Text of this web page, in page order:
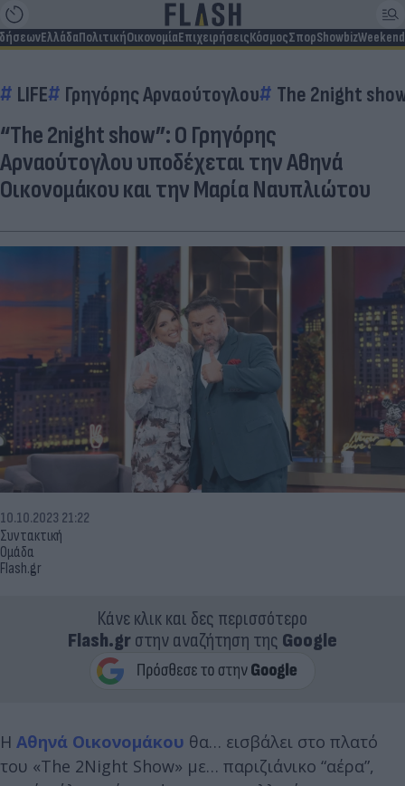
ΕλλάδαΠολιτικήΟικονομίαΕπιχειρήσειςΚόσμοςΣπορShowbizWeekend
LIFE Γρηγόρης Αρναούτογλου The 2night
“The 2night show”: Ο Γρηγόρης
Αρναούτογλου υποδέχεται την Αθηνά
Οικονομάκου και την Μαρία Ναυπλιώτου
Συντακτική
Ομάδα
Flash.gr
10.10.2023 21:22
Κάνε κλικ και δες περισσότερο
Flash.grστην αναζήτηση της Google
Η Αθηνά Οικονομάκου θα… εισβάλει στο πλατό
του «The 2Night Show» με… παριζιάνικο “αέρα”,